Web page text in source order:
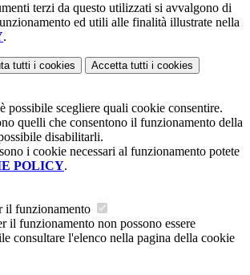
terzi da questo utilizzati si avvalgono di
ed utili alle finalità illustrate nella
.
tutti i cookies Accetta tutti i cookies
possibile scegliere quali cookie consentire.
quelli che consentono il funzionamento della
disabilitarli.
i cookie necessari al funzionamento potete
POLICY.
il funzionamento
il funzionamento non possono essere
consultare l'elenco nella pagina della cookie